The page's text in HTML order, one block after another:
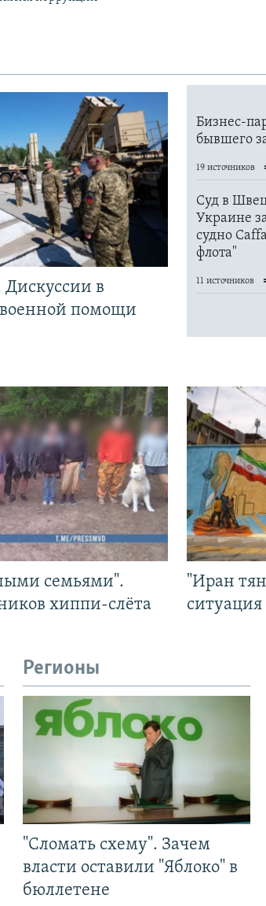
в
помощи
семьями".
хиппи-слёта
"Иран
Регионы
"Сломать схему". Зачем
власти оставили "Яблоко" в
бюллетене